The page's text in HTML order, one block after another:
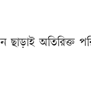
ছাড়াই অতিরিক্ত